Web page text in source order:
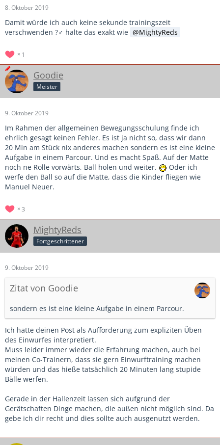
8. Oktober 2019
Damit würde ich auch keine sekunde trainingszeit
verschwenden ?‍♂️ halte das exakt wie
MightyReds
1
Goodie
Meister
9. Oktober 2019
Im Rahmen der allgemeinen Bewegungsschulung finde ich
ehrlich gesagt keinen Fehler. Es ist ja nicht so, dass wir dann
20 Min am Stück nix anderes machen sondern es ist eine kleine
Aufgabe in einem Parcour. Und es macht Spaß. Auf der Matte
noch ne Rolle vorwärts, Ball holen und weiter.
Oder ich
werfe den Ball so auf die Matte, dass die Kinder fliegen wie
Manuel Neuer.
3
MightyReds
Fortgeschrittener
9. Oktober 2019
Zitat von Goodie
sondern es ist eine kleine Aufgabe in einem Parcour.
Ich hatte deinen Post als Aufforderung zum expliziten Üben
des Einwurfes interpretiert.
Muss leider immer wieder die Erfahrung machen, auch bei
meinen Co-Trainern, dass sie gern Einwurftraining machen
würden und das hieße tatsächlich 20 Minuten lang stupide
Bälle werfen.
Gerade in der Hallenzeit lassen sich aufgrund der
Gerätschaften Dinge machen, die außen nicht möglich sind. Da
gebe ich dir recht und dies sollte auch ausgenutzt werden.